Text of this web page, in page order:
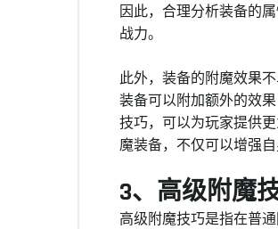
因此，合理分析装备的
战力。
此外，装备的附魔效果
装备可以附加额外的效
技巧，可以为玩家提供
魔装备，不仅可以增强
3、高级附魔
高级附魔技巧是指在普